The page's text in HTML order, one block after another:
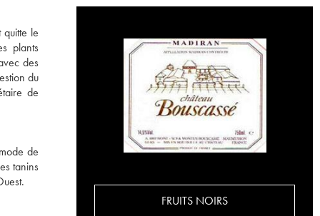
le
plants
des
du
de
de
tanins
FRUITS NOIRS